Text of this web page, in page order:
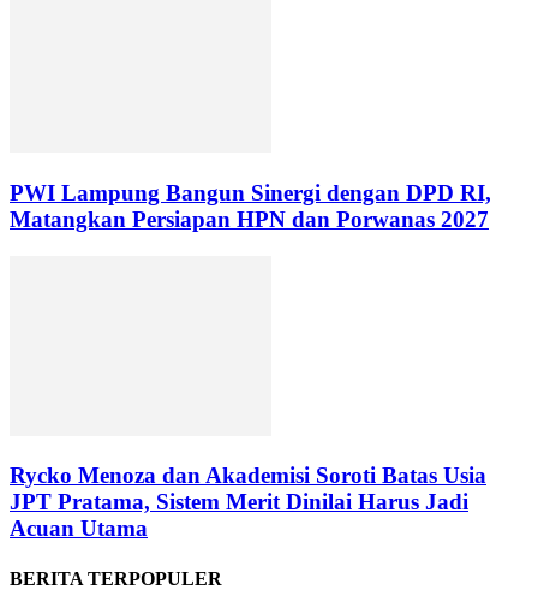
PWI Lampung Bangun Sinergi dengan DPD RI,
Matangkan Persiapan HPN dan Porwanas 2027
Rycko Menoza dan Akademisi Soroti Batas Usia
JPT Pratama, Sistem Merit Dinilai Harus Jadi
Acuan Utama
BERITA TERPOPULER